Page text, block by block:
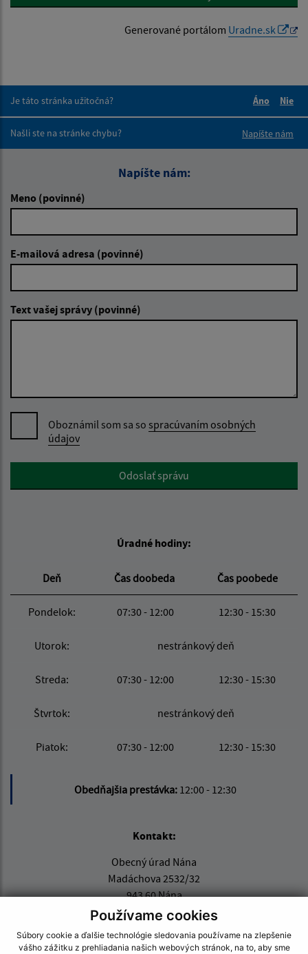
Používame cookies
Súbory cookie a ďalšie technológie sledovania používame na zlepšenie
vášho zážitku z prehliadania našich webových stránok, na to, aby sme
Generované portálom Uradne.sk
Je táto stránka užitočná?
Áno
Nie
Našli ste na stránke chybu?
Napíšte nám
Napíšte nám:
Meno (povinné)
E-mailová adresa (povinné)
Text vašej správy (povinné)
Oboznámil som sa so spracúvaním osobných
údajov
Google reCaptcha ResponseOdoslať správu
Úradné hodiny:
Deň Čas doobeda Čas poobede
Pondelok: 07:30 - 12:00 12:30 - 15:30
Utorok: nestránkový deň
Streda: 07:30 - 12:00 12:30 - 15:30
Štvrtok: nestránkový deň
Piatok: 07:30 - 12:00 12:30 - 15:30
Obedňajšia prestávka: 12:00 - 12:30
Kontakt:
Obecný úrad Nána
Madáchova 2532/32
943 60 Nána
info@obecnana.sk
+421 36 285 80 31